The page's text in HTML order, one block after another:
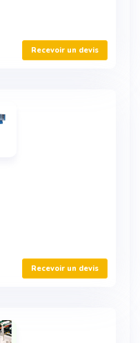
Recevoir un devis
Recevoir un devis